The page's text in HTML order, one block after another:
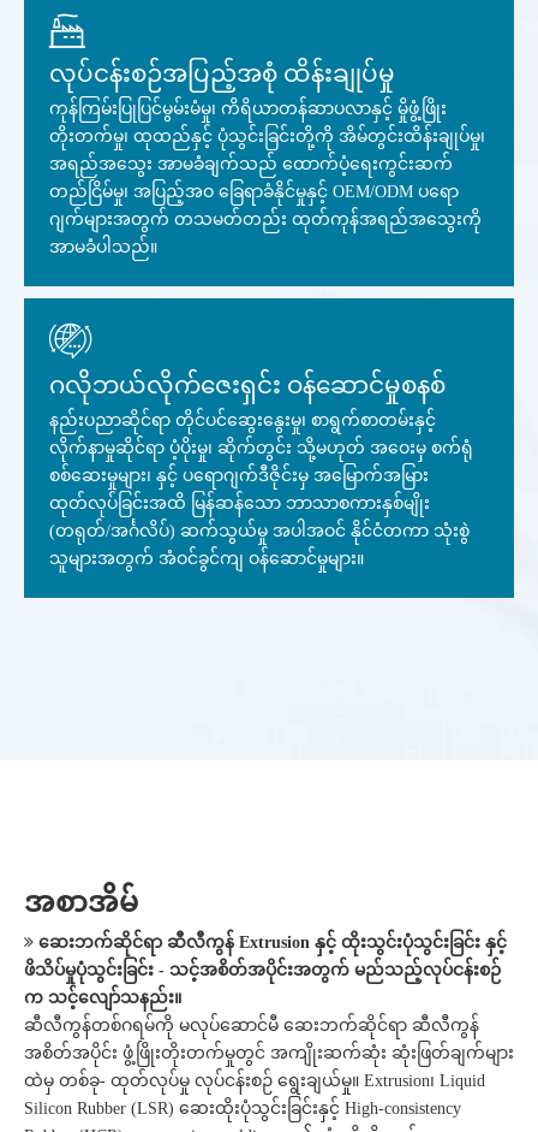
လုပ်ငန်းစဉ်အပြည့်အစုံ ထိန်းချုပ်မှု
ကုန်ကြမ်းပြုပြင်မွမ်းမံမှု၊ ကိရိယာတန်ဆာပလာနှင့် မှိုဖွံ့ဖြိုး
တိုးတက်မှု၊ ထုထည်နှင့် ပုံသွင်းခြင်းတို့ကို အိမ်တွင်းထိန်းချုပ်မှု၊
အရည်အသွေး အာမခံချက်သည် ထောက်ပံ့ရေးကွင်းဆက်
တည်ငြိမ်မှု၊ အပြည့်အဝ ခြေရာခံနိုင်မှုနှင့် OEM/ODM ပရော
ဂျက်များအတွက် တသမတ်တည်း ထုတ်ကုန်အရည်အသွေးကို
အာမခံပါသည်။
ဂလိုဘယ်လိုက်ဇေးရှင်း ဝန်ဆောင်မှုစနစ်
နည်းပညာဆိုင်ရာ တိုင်ပင်ဆွေးနွေးမှု၊ စာရွက်စာတမ်းနှင့်
လိုက်နာမှုဆိုင်ရာ ပံ့ပိုးမှု၊ ဆိုက်တွင်း သို့မဟုတ် အဝေးမှ စက်ရုံ
စစ်ဆေးမှုများ၊ နှင့် ပရောဂျက်ဒီဇိုင်းမှ အမြောက်အမြား
ထုတ်လုပ်ခြင်းအထိ မြန်ဆန်သော ဘာသာစကားနှစ်မျိုး
(တရုတ်/အင်္ဂလိပ်) ဆက်သွယ်မှု အပါအဝင် နိုင်ငံတကာ သုံးစွဲ
သူများအတွက် အံဝင်ခွင်ကျ ဝန်ဆောင်မှုများ။
အစာအိမ်
ဆေးဘက်ဆိုင်ရာ ဆီလီကွန် Extrusion နှင့် ထိုးသွင်းပုံသွင်းခြင်း နှင့်
ဖိသိပ်မှုပုံသွင်းခြင်း - သင့်အစိတ်အပိုင်းအတွက် မည်သည့်လုပ်ငန်းစဉ်
က သင့်လျော်သနည်း။
ဆီလီကွန်တစ်ဂရမ်ကို မလုပ်ဆောင်မီ ဆေးဘက်ဆိုင်ရာ ဆီလီကွန်
အစိတ်အပိုင်း ဖွံ့ဖြိုးတိုးတက်မှုတွင် အကျိုးဆက်ဆုံး ဆုံးဖြတ်ချက်များ
ထဲမှ တစ်ခု- ထုတ်လုပ်မှု လုပ်ငန်းစဉ် ရွေးချယ်မှု။ Extrusion၊ Liquid
Silicon Rubber (LSR) ဆေးထိုးပုံသွင်းခြင်းနှင့် High-consistency